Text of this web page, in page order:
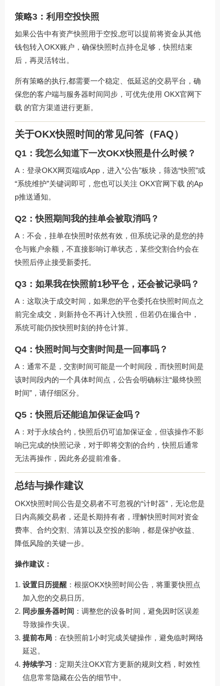
策略3：利用空投快照
如果公告中有资产快照用于空投,您可以提前将资金从其他
钱包转入OKX账户，确保快照时点持仓足够，快照结束
后，再灵活转出。
所有策略的执行,都需要一个稳定、低延迟的交易平台，确
保您的客户端与服务器时间同步，可优先使用 OKX官网下
载 的官方渠道进行更新。
关于OKX快照时间的常见问答（FAQ）
Q1：我怎么知道下一次OKX快照是什么时候？
A：登录OKX网页端或App，进入“公告”板块，筛选“快照”或
“系统维护”关键词即可，您也可以关注 OKX官网下载 的Ap
p推送通知。
Q2：快照期间我的挂单会被取消吗？
A：不会，挂单在快照时依然有效，但系统记录的是您的持
仓与账户余额，不直接影响订单状态，某些交割合约会在
快照后停止接受新委托。
Q3：如果我在快照前1秒平仓，还会被记录吗？
A：这取决于成交时间，如果您的平仓委托在快照时间点之
前完全成交，则新持仓不再计入快照，但若仍在撮合中，
系统可能仍按快照时刻的持仓计算。
Q4：快照时间与交割时间是一回事吗？
A：通常不是，交割时间可能是一个时间段，而快照时间是
该时间段内的一个具体时间点，公告会明确标注“最终快照
时间”，请仔细区分。
Q5：快照后还能追加保证金吗？
A：对于永续合约，快照后仍可追加保证金，但该操作不影
响已完成的快照记录，对于即将交割的合约，快照后通常
无法再操作，因此务必提前准备。
总结与操作建议
OKX快照时间公告是交易者不可忽视的“计时器”，无论您是
日内高频交易者，还是长期持有者，理解快照时间对资金
费率、合约交割、清算以及空投的影响，都是保护收益、
降低风险的关键一步。
操作建议：
设置日历提醒 ：根据OKX快照时间公告，将重要快照点
加入您的交易日历。
同步服务器时间 ：调整您的设备时间，避免因时区误差
导致操作失误。
提前布局 ：在快照前1小时完成关键操作，避免临时网络
延迟。
持续学习 ：定期关注OKX官方更新的规则文档，时效性
信息常常隐藏在公告的细节中。